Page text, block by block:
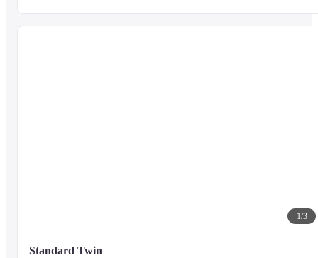
1/3
Standard Twin